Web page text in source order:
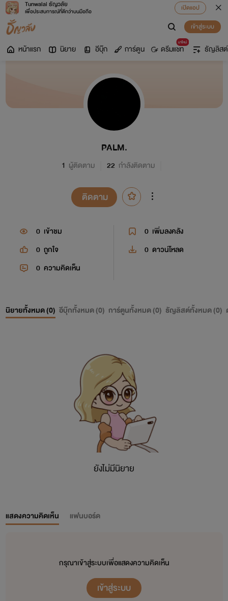
Tunwalai ธัญวลัย
เพื่อประสบการณ์ที่ดีกว่าบนมือถือ
เปิดแอป
เข้าสู่ระบบ
หน้าแรก นิยาย อีบุ๊ก การ์ตูน
มาใหม่
ดรีมแชท ธัญลิสต์
PALM.
1 ผู้ติดตาม 22 กำลังติดตาม
ติดตาม
0 เข้าชม 0 เพิ่มลงคลัง
0 ถูกใจ 0 ดาวน์โหลด
0 ความคิดเห็น
นิยายทั้งหมด (0) อีบุ๊กทั้งหมด (0) การ์ตูนทั้งหมด (0) ธัญลิสต์ทั้งหมด (0)
ยังไม่มีนิยาย
แสดงความคิดเห็น แฟนบอร์ด
กรุณาเข้าสู่ระบบเพื่อแสดงความคิดเห็น
เข้าสู่ระบบ